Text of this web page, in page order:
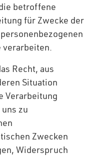
betroffene
für Zwecke der
verarbeiten.
Recht, aus
Situation
Verarbeitung
zu
Zwecken
Widerspruch